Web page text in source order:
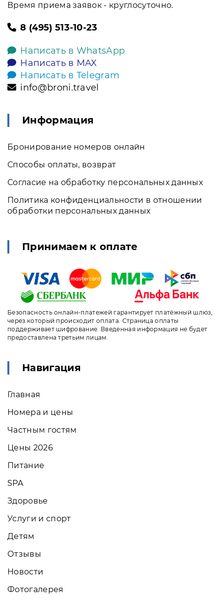
Время приема заявок - круглосуточно.
8 (495) 513-10-23
Написать в WhatsApp
Написать в MAX
Написать в Telegram
info@broni.travel
Информация
Бронирование номеров онлайн
Способы оплаты, возврат
Согласие на обработку персональных данных
Политика конфиденциальности в отношении
обработки персональных данных
Принимаем к оплате
Безопасность онлайн-платежей гарантирует платёжный шлюз,
через который происходит оплата. Страница оплаты
поддерживает шифрование. Введенная информация не будет
предоставлена третьим лицам.
Навигация
Главная
Номера и цены
Частным гостям
Цены 2026
Питание
SPA
Здоровье
Услуги и спорт
Детям
Отзывы
Новости
Фотогалерея